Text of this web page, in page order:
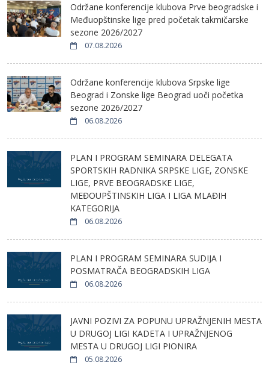
Održane konferencije klubova Prve beogradske i
Međuopštinske lige pred početak takmičarske
sezone 2026/2027
07.08.2026
Održane konferencije klubova Srpske lige
Beograd i Zonske lige Beograd uoči početka
sezone 2026/2027
06.08.2026
PLAN I PROGRAM SEMINARA DELEGATA
SPORTSKIH RADNIKA SRPSKE LIGE, ZONSKE
LIGE, PRVE BEOGRADSKE LIGE,
MEĐOUPŠTINSKIH LIGA I LIGA MLAĐIH
KATEGORIJA
06.08.2026
PLAN I PROGRAM SEMINARA SUDIJA I
POSMATRAČA BEOGRADSKIH LIGA
06.08.2026
JAVNI POZIVI ZA POPUNU UPRAŽNJENIH MESTA
U DRUGOJ LIGI KADETA I UPRAŽNJENOG
MESTA U DRUGOJ LIGI PIONIRA
05.08.2026